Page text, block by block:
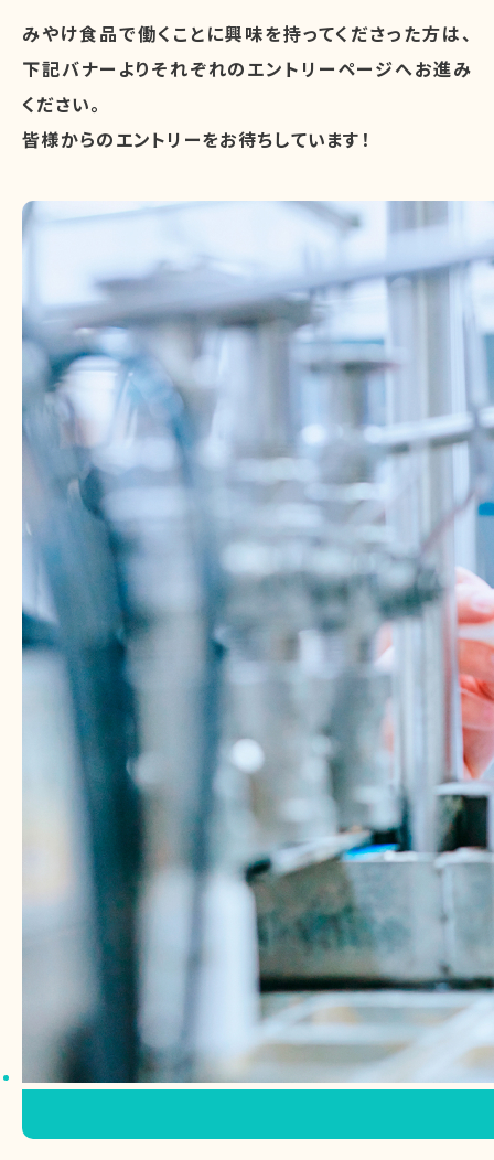
みやけ食品で働くことに興味を持ってくださった方は、
下記バナーよりそれぞれのエントリーページへお進み
ください。
皆様からのエントリーをお待ちしています！